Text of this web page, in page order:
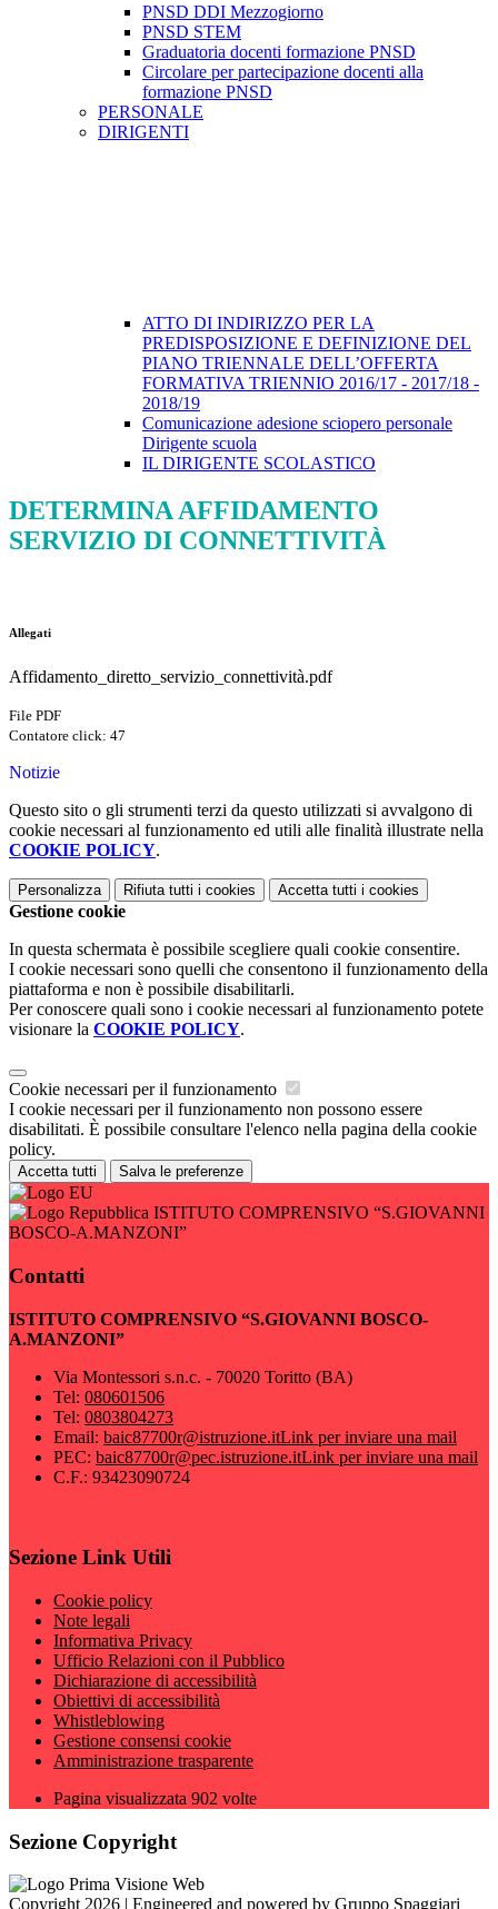
PNSD DDI Mezzogiorno
PNSD STEM
Graduatoria docenti formazione PNSD
Circolare per partecipazione docenti alla
formazione PNSD
PERSONALE
DIRIGENTI
ATTO DI INDIRIZZO PER LA
PREDISPOSIZIONE E DEFINIZIONE DEL
PIANO TRIENNALE DELL’OFFERTA
FORMATIVA TRIENNIO 2016/17 - 2017/18 -
2018/19
Comunicazione adesione sciopero personale
Dirigente scuola
IL DIRIGENTE SCOLASTICO
DETERMINA AFFIDAMENTO
SERVIZIO DI CONNETTIVITÀ
Allegati
Affidamento_diretto_servizio_connettività.pdf
File PDF
Contatore click: 47
Notizie
Questo sito o gli strumenti terzi da questo utilizzati si avvalgono di
cookie necessari al funzionamento ed utili alle finalità illustrate nella
COOKIE POLICY.
Personalizza Rifiuta tutti i cookies Accetta tutti i cookies
Gestione cookie
In questa schermata è possibile scegliere quali cookie consentire.
I cookie necessari sono quelli che consentono il funzionamento della
piattaforma e non è possibile disabilitarli.
Per conoscere quali sono i cookie necessari al funzionamento potete
visionare la COOKIE POLICY.
Cookie necessari per il funzionamento
I cookie necessari per il funzionamento non possono essere
disabilitati. È possibile consultare l'elenco nella pagina della cookie
policy.
Accetta tutti Salva le preferenze
ISTITUTO COMPRENSIVO “S.GIOVANNI
BOSCO-A.MANZONI”
Contatti
ISTITUTO COMPRENSIVO “S.GIOVANNI BOSCO-
A.MANZONI”
Via Montessori s.n.c. - 70020 Toritto (BA)
Tel: 080601506
Tel: 0803804273
Email: baic87700r@istruzione.itLink per inviare una mail
PEC: baic87700r@pec.istruzione.itLink per inviare una mail
C.F.: 93423090724
Sezione Link Utili
Cookie policy
Note legali
Informativa Privacy
Ufficio Relazioni con il Pubblico
Dichiarazione di accessibilità
Obiettivi di accessibilità
Whistleblowing
Gestione consensi cookie
Amministrazione trasparente
Pagina visualizzata 902 volte
Sezione Copyright
Copyright 2026 | Engineered and powered by Gruppo Spaggiari